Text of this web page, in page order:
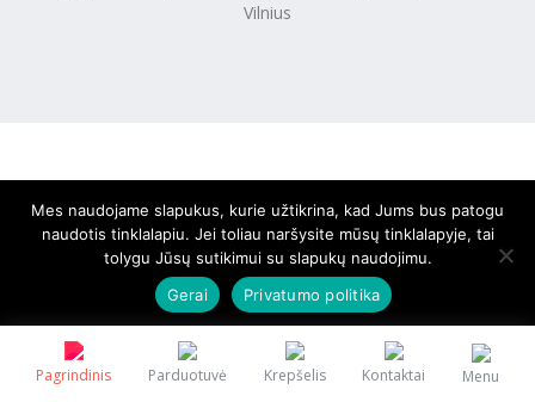
Pagrindinis Parduotuvė Krepšelis Kontaktai Menu
Vilnius
Mes naudojame slapukus, kurie užtikrina, kad Jums bus patogu
naudotis tinklalapiu. Jei toliau naršysite mūsų tinklalapyje, tai
tolygu Jūsų sutikimui su slapukų naudojimu.
Gerai
Privatumo politika